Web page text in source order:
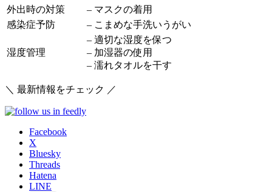
外出時の対策
– マスクの着用
感染症予防
– こまめな手洗いうがい
湿度管理
– 適切な湿度を保つ
– 加湿器の使用
– 濡れタオルを干す
＼ 最新情報をチェック ／
Facebook
X
Bluesky
Threads
Hatena
LINE